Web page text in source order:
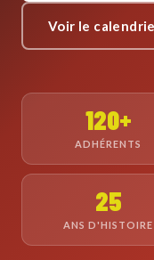
Voir le
120+
ADHÉRENTS
25
ANS D'HISTOIRE